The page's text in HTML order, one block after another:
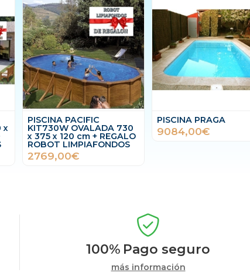
x
PISCINA PACIFIC
KIT730W OVALADA 730
x 375 x 120 cm + REGALO
ROBOT LIMPIAFONDOS
2769,00€
PISCINA PRAGA
9084,00€
100% Pago seguro
más información